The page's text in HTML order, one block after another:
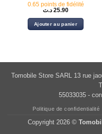
0.65 points de fidélité
25.90 د.ت
Ajouter au panier
Tomobile Store SARL 13 rue
55033035 -
Politique de confidentialité
Copyright 2026 ©